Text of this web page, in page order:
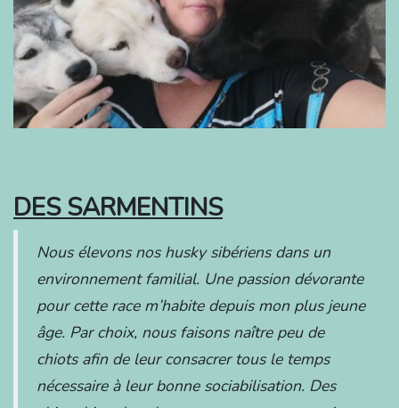
DES SARMENTINS
Nous élevons nos husky sibériens dans un
environnement familial. Une passion dévorante
pour cette race m’habite depuis mon plus jeune
âge. Par choix, nous faisons naître peu de
chiots afin de leur consacrer tous le temps
nécessaire à leur bonne sociabilisation. Des